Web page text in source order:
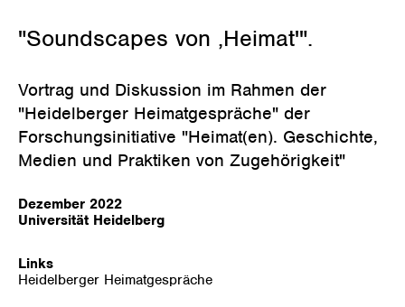
"Soundscapes von ,Heimat'".
Vortrag und Diskussion im Rahmen der
"Heidelberger Heimatgespräche" der
Forschungsinitiative "Heimat(en). Geschichte,
Medien und Praktiken von Zugehörigkeit"
Dezember 2022
Universität Heidelberg
Links
Heidelberger Heimatgespräche